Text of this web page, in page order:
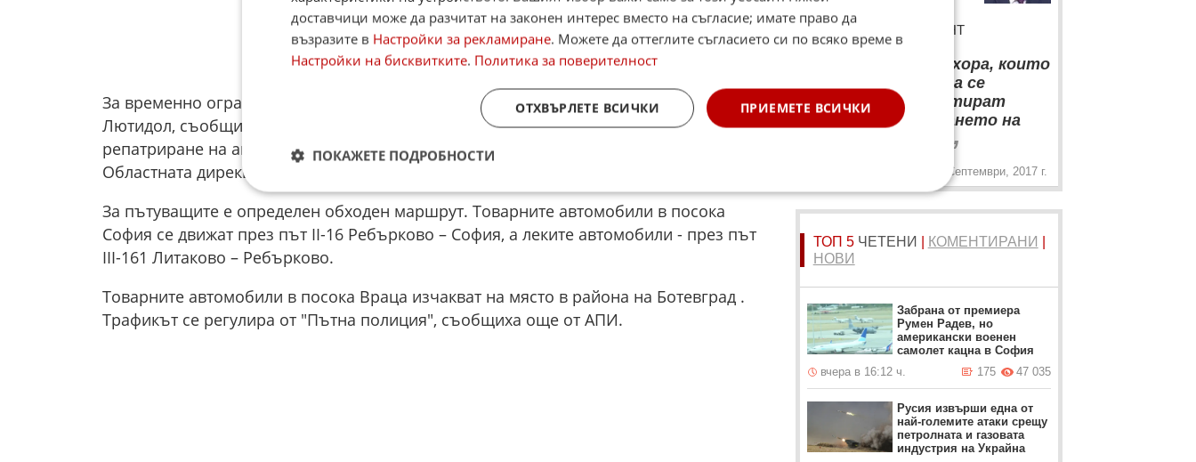
За временно ограничение на движението по път I-1 Враца – Ботевград, в района на
Лютидол, съобщиха от Агенция „Пътна инфраструктура“ (АПИ). Причината е
репатриране на аварирал тежкотоварен автомобил. За ситуацията потвърдиха и от
Областната дирекция на МВР, като допълниха, че няма пострадали.
За пътуващите е определен обходен маршрут. Товарните автомобили в посока
София се движат през път II-16 Ребърково – София, а леките автомобили - през път
III-161 Литаково – Ребърково.
Товарните автомобили в посока Враца изчакват на място в района на Ботевград .
Трафикът се регулира от "Пътна полиция", съобщиха още от АПИ.
ТОЛ системата пред БНТ
Има едни лоши хора, които
вече втора година се
опитват да саботират
всячески въвеждането на
„
22 Септември, 2017 г.
ТОП 5 ЧЕТЕНИ КОМЕНТИРАНИ
НОВИ
Забрана от премиера
Румен Радев, но
американски военен
самолет кацна в София
вчера в 16:12 ч.
47 035
175
Русия извърши една от
най-големите атаки срещу
петролната и газовата
индустрия на Украйна
доставчици може да разчитат на законен интерес вместо на съгласие; имате право да
възразите в Настройки за рекламиране. Можете да оттеглите съгласието си по всяко време в
Настройки на бисквитките. Политика за поверителност
ПРИЕМЕТЕ ВСИЧКИ
ОТХВЪРЛЕТЕ ВСИЧКИ
ПОКАЖЕТЕ ПОДРОБНОСТИ